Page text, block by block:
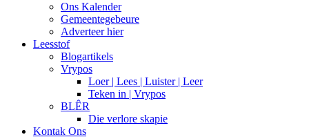
Ons Kalender
Gemeentegebeure
Adverteer hier
Leesstof
Blogartikels
Vrypos
Loer | Lees | Luister | Leer
Teken in | Vrypos
BLÊR
Die verlore skapie
Kontak Ons